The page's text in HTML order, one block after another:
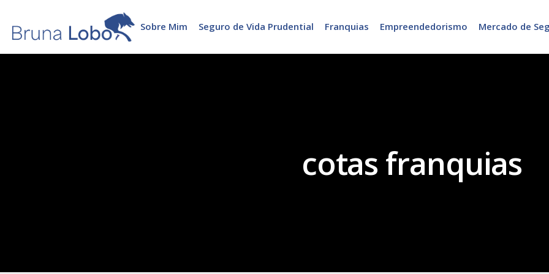
Sobre Mim Seguro de Vida Prudential Franquias Empreendedorismo Mercado de
cotas franquias